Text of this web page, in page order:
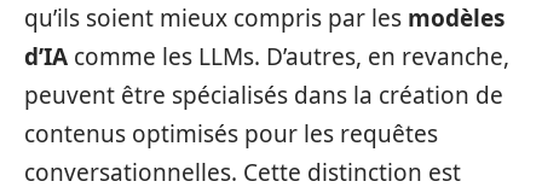
qu’ils soient mieux compris par les modèles
d’IA comme les LLMs. D’autres, en revanche,
peuvent être spécialisés dans la création de
contenus optimisés pour les requêtes
conversationnelles. Cette distinction est